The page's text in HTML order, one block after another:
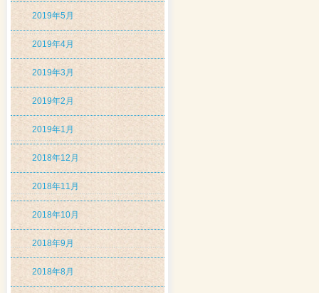
2019年5月
2019年4月
2019年3月
2019年2月
2019年1月
2018年12月
2018年11月
2018年10月
2018年9月
2018年8月